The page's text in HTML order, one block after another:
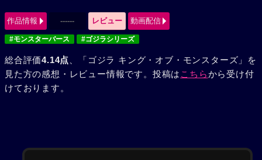
作品情報 ------ レビュー 動画配信
#モンスターバース #ゴジラシリーズ
総合評価4.14点 、「ゴジラ キング・オブ・モンスターズ」を
見た方の感想・レビュー情報です。投稿は こちらから受け付
けております。